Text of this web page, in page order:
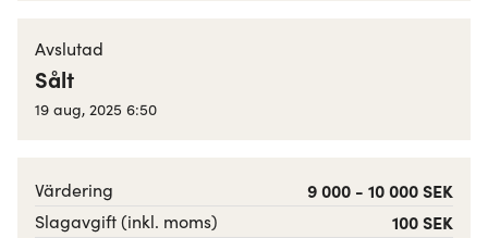
Avslutad
Sålt
19 aug, 2025 6:50
Värdering 9 000 - 10 000 SEK
Slagavgift (inkl. moms) 100 SEK